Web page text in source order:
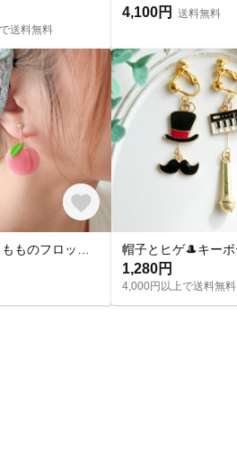
送料無料
4,100円 送料無料
1,280円
4,000円以上で送料無料